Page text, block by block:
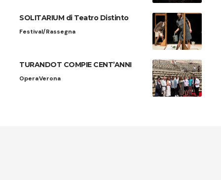
SOLITARIUM di Teatro Distinto
Festival/Rassegna
TURANDOT COMPIE CENT’ANNI
OperaVerona